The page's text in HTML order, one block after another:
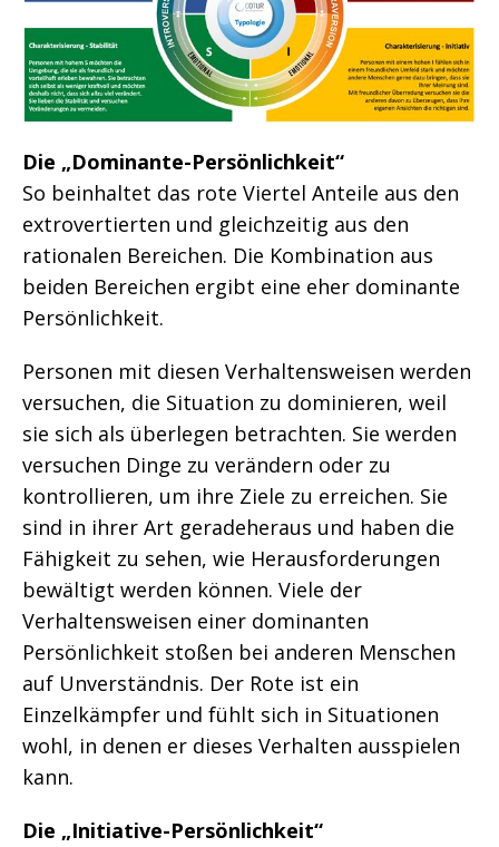
Die „Dominante-Persönlichkeit“
So beinhaltet das rote Viertel Anteile aus den
extrovertierten und gleichzeitig aus den
rationalen Bereichen. Die Kombination aus
beiden Bereichen ergibt eine eher dominante
Persönlichkeit.
Personen mit diesen Verhaltensweisen werden
versuchen, die Situation zu dominieren, weil
sie sich als überlegen betrachten. Sie werden
versuchen Dinge zu verändern oder zu
kontrollieren, um ihre Ziele zu erreichen. Sie
sind in ihrer Art geradeheraus und haben die
Fähigkeit zu sehen, wie Herausforderungen
bewältigt werden können. Viele der
Verhaltensweisen einer dominanten
Persönlichkeit stoßen bei anderen Menschen
auf Unverständnis. Der Rote ist ein
Einzelkämpfer und fühlt sich in Situationen
wohl, in denen er dieses Verhalten ausspielen
kann.
Die „Initiative-Persönlichkeit“